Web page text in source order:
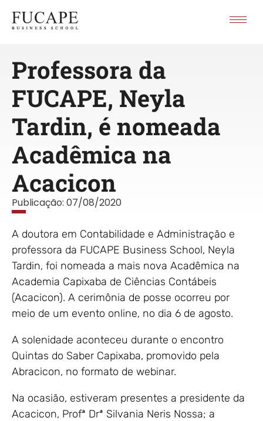
Professora da
FUCAPE, Neyla
Tardin, é nomeada
Acadêmica na
Acacicon
Publicação: 07/08/2020
A doutora em Contabilidade e Administração e
professora da FUCAPE Business School, Neyla
Tardin, foi nomeada a mais nova Acadêmica na
Academia Capixaba de Ciências Contábeis
(Acacicon). A cerimônia de posse ocorreu por
meio de um evento online, no dia 6 de agosto.
A solenidade aconteceu durante o encontro
Quintas do Saber Capixaba, promovido pela
Abracicon, no formato de webinar.
Na ocasião, estiveram presentes a presidente da
Acacicon, Profª Drª Silvania Neris Nossa; a